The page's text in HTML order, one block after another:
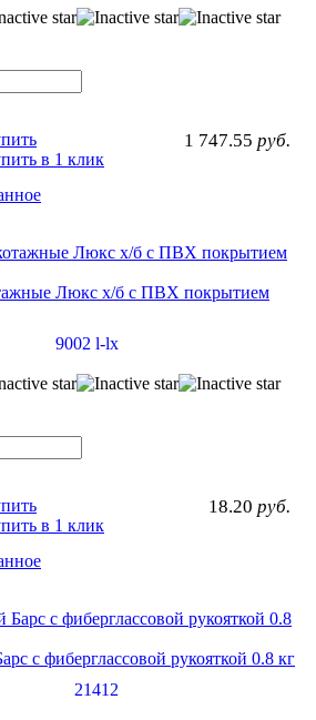
1 747.55 руб.
в 1 клик
Люкс х/б с ПВХ покрытием
9002 l-lx
18.20 руб.
в 1 клик
с фиберглассовой рукояткой 0.8 кг
21412